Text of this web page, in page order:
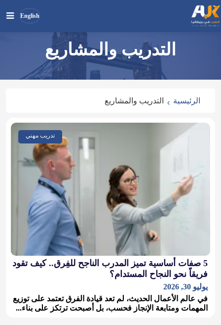
English
بحث
التدريب والمشاريع
الرئيسية التدريب والمشاريع
تدريب مهني
5 صفات أساسية تميز المدرب الناجح للفِرق.. كيف تقود
فريقاً نحو النجاح المستدام؟
يوليو 30, 2026
في عالم الأعمال الحديث، لم تعد قيادة الفرق تعتمد على توزيع
المهمات ومتابعة الإنجاز فحسب، بل أصبحت ترتكز على بناء...